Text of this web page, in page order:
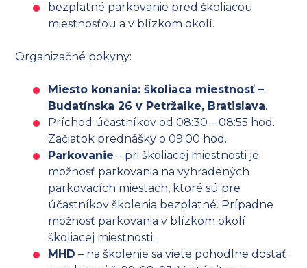
bezplatné parkovanie pred školiacou
miestnosťou a v blízkom okolí.
Organizačné pokyny:
Miesto konania: školiaca miestnosť –
Budatínska 26 v Petržalke, Bratislava.
Príchod účastníkov od 08:30 – 08:55 hod.
Začiatok prednášky o 09:00 hod.
Parkovanie – pri školiacej miestnosti je
možnosť parkovania na vyhradených
parkovacích miestach, ktoré sú pre
účastníkov školenia bezplatné. Prípadne
možnosť parkovania v blízkom okolí
školiacej miestnosti.
MHD – na školenie sa viete pohodlne dostať